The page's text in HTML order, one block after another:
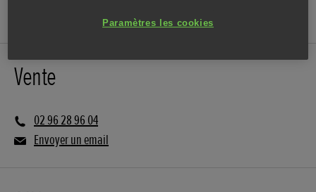
Vente
02 96 28 96 04
Envoyer un email
Paramètres les cookies